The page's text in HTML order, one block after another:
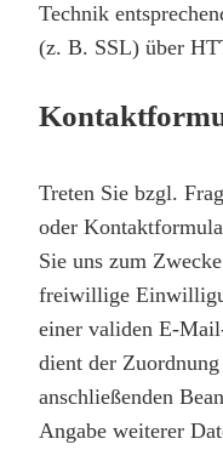
Technik
(z. B. SSL) über
Treten Sie bzgl.
oder
Sie uns zum
freiwillige
einer validen E-
dient der
anschließenden
Angabe weiterer